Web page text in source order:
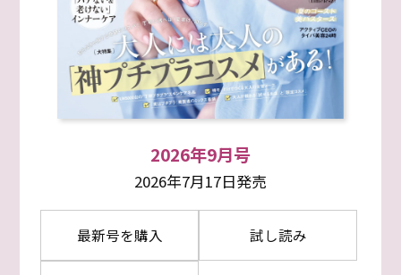
2026年9月号
2026年7月17日発売
最新号を購入 試し読み